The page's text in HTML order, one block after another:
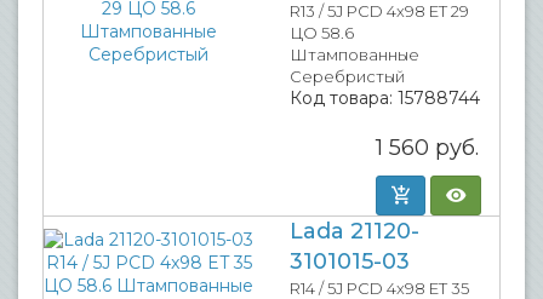
R13 / 5J PCD 4x98 ET 29
ЦО 58.6
Штампованные
Серебристый
Код товара: 15788744
1 560 руб.
Lada 21120-
3101015-03
R14 / 5J PCD 4x98 ET 35